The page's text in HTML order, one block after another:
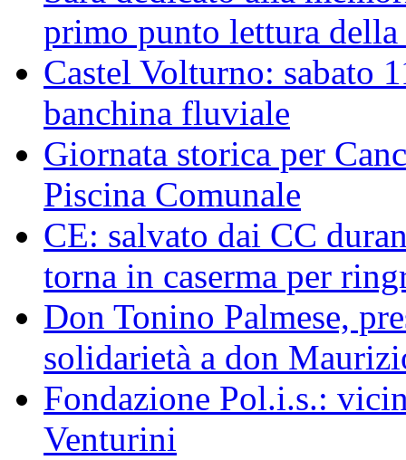
primo punto lettura
Castel Volturno: sabato
banchina fluviale
Giornata storica per
Piscina Comunale
CE: salvato dai CC
torna in caserma per
Don Tonino Palmese,
solidarietà a don
Fondazione Pol.i.s.:
Venturini